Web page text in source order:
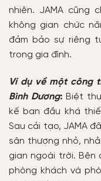
nhiên. JAMA cũng
không gian chức
đảm bảo sự riêng
trong gia đình.
Ví dụ về một công
Bình Dương: Biệt
kế ban đầu khá
Sau cải tạo, JAMA
sân thượng nhỏ,
gian ngoài trời. Bên
phòng khách và